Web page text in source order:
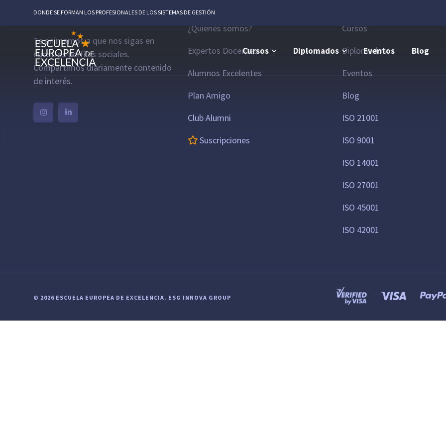
DONDE SE FORMAN LOS PROFESIONALES DE LOS SISTEMAS DE GESTIÓN
Cursos Diplomados Eventos Blog
Te animamos a que nos sigas en
nuestros perfiles sociales.
Compartimos diariamente contenido
de interés.
Escuela
¿Quiénes somos?
Expertos Docentes
Alumnos Excelentes
Plan Amigo
Club Alumni
Suscripciones
Cursos
Diplomados
Eventos
Blog
ISO 21001
ISO 9001
ISO 14001
ISO 27001
ISO 45001
ISO 42001
© 2026 ESCUELA EUROPEA DE EXCELENCIA. ESG INNOVA GROUP